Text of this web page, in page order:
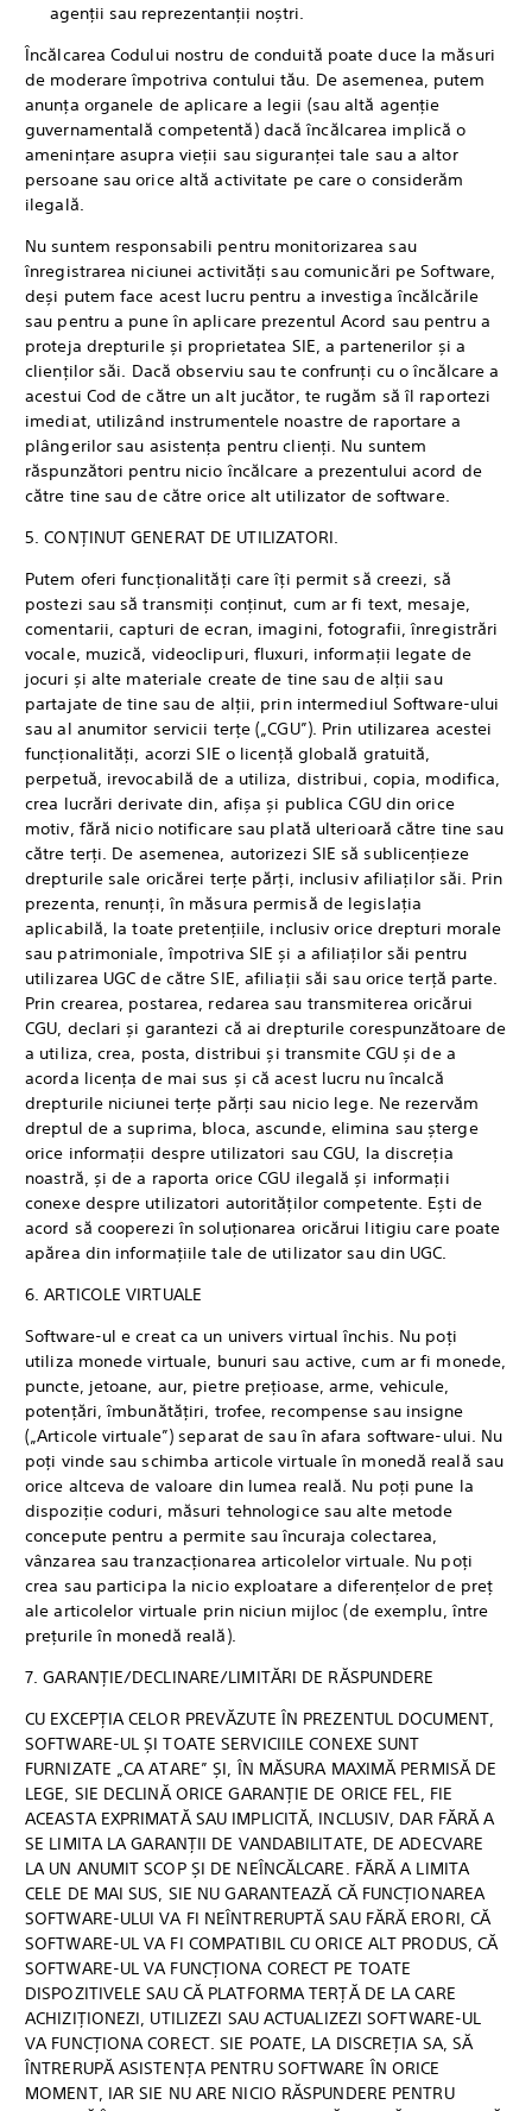
agenții sau reprezentanții noștri.
Încălcarea Codului nostru de conduită poate duce la măsuri
de moderare împotriva contului tău. De asemenea, putem
anunța organele de aplicare a legii (sau altă agenție
guvernamentală competentă) dacă încălcarea implică o
amenințare asupra vieții sau siguranței tale sau a altor
persoane sau orice altă activitate pe care o considerăm
ilegală.
Nu suntem responsabili pentru monitorizarea sau
înregistrarea niciunei activități sau comunicări pe Software,
deși putem face acest lucru pentru a investiga încălcările
sau pentru a pune în aplicare prezentul Acord sau pentru a
proteja drepturile și proprietatea SIE, a partenerilor și a
clienților săi. Dacă observiu sau te confrunți cu o încălcare a
acestui Cod de către un alt jucător, te rugăm să îl raportezi
imediat, utilizând instrumentele noastre de raportare a
plângerilor sau asistența pentru clienți. Nu suntem
răspunzători pentru nicio încălcare a prezentului acord de
către tine sau de către orice alt utilizator de software.
5. CONȚINUT GENERAT DE UTILIZATORI.
Putem oferi funcționalități care îți permit să creezi, să
postezi sau să transmiți conținut, cum ar fi text, mesaje,
comentarii, capturi de ecran, imagini, fotografii, înregistrări
vocale, muzică, videoclipuri, fluxuri, informații legate de
jocuri și alte materiale create de tine sau de alții sau
partajate de tine sau de alții, prin intermediul Software-ului
sau al anumitor servicii terțe („CGU”). Prin utilizarea acestei
funcționalități, acorzi SIE o licență globală gratuită,
perpetuă, irevocabilă de a utiliza, distribui, copia, modifica,
crea lucrări derivate din, afișa și publica CGU din orice
motiv, fără nicio notificare sau plată ulterioară către tine sau
către terți. De asemenea, autorizezi SIE să sublicențieze
drepturile sale oricărei terțe părți, inclusiv afiliaților săi. Prin
prezenta, renunți, în măsura permisă de legislația
aplicabilă, la toate pretențiile, inclusiv orice drepturi morale
sau patrimoniale, împotriva SIE și a afiliaților săi pentru
utilizarea UGC de către SIE, afiliații săi sau orice terță parte.
Prin crearea, postarea, redarea sau transmiterea oricărui
CGU, declari și garantezi că ai drepturile corespunzătoare de
a utiliza, crea, posta, distribui și transmite CGU și de a
acorda licența de mai sus și că acest lucru nu încalcă
drepturile niciunei terțe părți sau nicio lege. Ne rezervăm
dreptul de a suprima, bloca, ascunde, elimina sau șterge
orice informații despre utilizatori sau CGU, la discreția
noastră, și de a raporta orice CGU ilegală și informații
conexe despre utilizatori autorităților competente. Ești de
acord să cooperezi în soluționarea oricărui litigiu care poate
apărea din informațiile tale de utilizator sau din UGC.
6. ARTICOLE VIRTUALE
Software-ul e creat ca un univers virtual închis. Nu poți
utiliza monede virtuale, bunuri sau active, cum ar fi monede,
puncte, jetoane, aur, pietre prețioase, arme, vehicule,
potențări, îmbunătățiri, trofee, recompense sau insigne
(„Articole virtuale”) separat de sau în afara software-ului. Nu
poți vinde sau schimba articole virtuale în monedă reală sau
orice altceva de valoare din lumea reală. Nu poți pune la
dispoziție coduri, măsuri tehnologice sau alte metode
concepute pentru a permite sau încuraja colectarea,
vânzarea sau tranzacționarea articolelor virtuale. Nu poți
crea sau participa la nicio exploatare a diferențelor de preț
ale articolelor virtuale prin niciun mijloc (de exemplu, între
prețurile în monedă reală).
7. GARANȚIE/DECLINARE/LIMITĂRI DE RĂSPUNDERE
CU EXCEPȚIA CELOR PREVĂZUTE ÎN PREZENTUL DOCUMENT,
SOFTWARE-UL ȘI TOATE SERVICIILE CONEXE SUNT
FURNIZATE „CA ATARE” ȘI, ÎN MĂSURA MAXIMĂ PERMISĂ DE
LEGE, SIE DECLINĂ ORICE GARANȚIE DE ORICE FEL, FIE
ACEASTA EXPRIMATĂ SAU IMPLICITĂ, INCLUSIV, DAR FĂRĂ A
SE LIMITA LA GARANȚII DE VANDABILITATE, DE ADECVARE
LA UN ANUMIT SCOP ȘI DE NEÎNCĂLCARE. FĂRĂ A LIMITA
CELE DE MAI SUS, SIE NU GARANTEAZĂ CĂ FUNCȚIONAREA
SOFTWARE-ULUI VA FI NEÎNTRERUPTĂ SAU FĂRĂ ERORI, CĂ
SOFTWARE-UL VA FI COMPATIBIL CU ORICE ALT PRODUS, CĂ
SOFTWARE-UL VA FUNCȚIONA CORECT PE TOATE
DISPOZITIVELE SAU CĂ PLATFORMA TERȚĂ DE LA CARE
ACHIZIȚIONEZI, UTILIZEZI SAU ACTUALIZEZI SOFTWARE-UL
VA FUNCȚIONA CORECT. SIE POATE, LA DISCREȚIA SA, SĂ
ÎNTRERUPĂ ASISTENȚA PENTRU SOFTWARE ÎN ORICE
MOMENT, IAR SIE NU ARE NICIO RĂSPUNDERE PENTRU